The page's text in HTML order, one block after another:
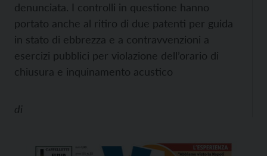
denunciata. I controlli in questione hanno
portato anche al ritiro di due patenti per guida
in stato di ebbrezza e a contravvenzioni a
esercizi pubblici per violazione dell’orario di
chiusura e inquinamento acustico
di